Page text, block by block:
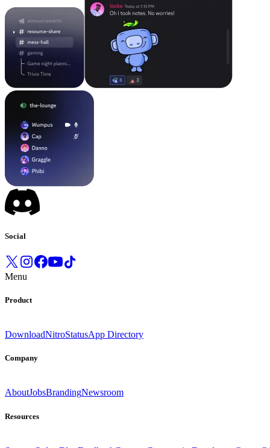
Social
Menu
Product
DownloadNitroStatusApp Directory
Company
AboutJobsBrandingNewsroom
Resources